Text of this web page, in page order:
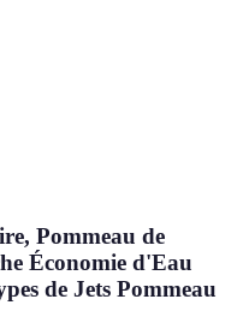
Pommeau de
Économie d'Eau
de Jets Pommeau